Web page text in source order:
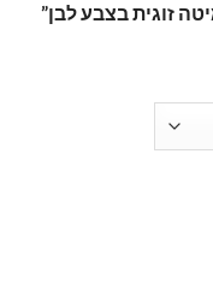
זוגית בצבע לבן”